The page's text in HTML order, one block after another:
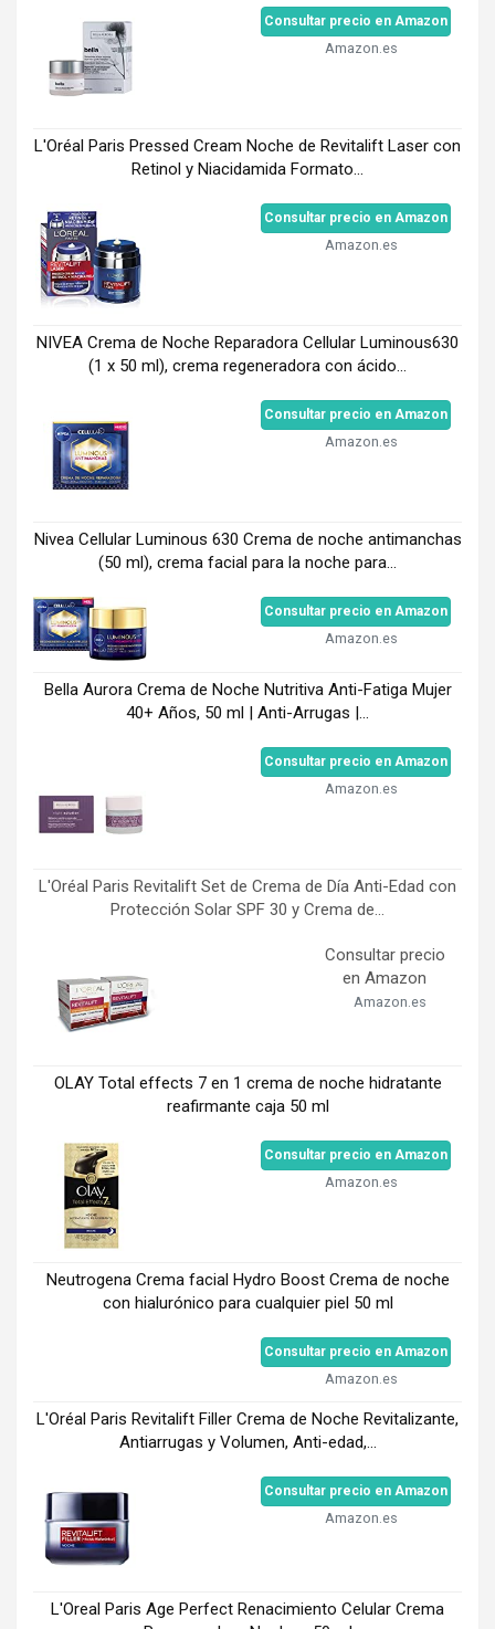
Consultar precio en Amazon
Amazon.es
L'Oréal Paris Pressed Cream Noche de Revitalift Laser con
Retinol y Niacidamida Formato...
Consultar precio en Amazon
Amazon.es
NIVEA Crema de Noche Reparadora Cellular Luminous630
(1 x 50 ml), crema regeneradora con ácido...
Consultar precio en Amazon
Amazon.es
Nivea Cellular Luminous 630 Crema de noche antimanchas
(50 ml), crema facial para la noche para...
Consultar precio en Amazon
Amazon.es
Bella Aurora Crema de Noche Nutritiva Anti-Fatiga Mujer
40+ Años, 50 ml | Anti-Arrugas |...
Consultar precio en Amazon
Amazon.es
L'Oréal Paris Revitalift Set de Crema de Día Anti-Edad con
Protección Solar SPF 30 y Crema de...
Consultar precio
en Amazon
Amazon.es
OLAY Total effects 7 en 1 crema de noche hidratante
reafirmante caja 50 ml
Consultar precio en Amazon
Amazon.es
Neutrogena Crema facial Hydro Boost Crema de noche
con hialurónico para cualquier piel 50 ml
Consultar precio en Amazon
Amazon.es
L'Oréal Paris Revitalift Filler Crema de Noche Revitalizante,
Antiarrugas y Volumen, Anti-edad,...
Consultar precio en Amazon
Amazon.es
L'Oreal Paris Age Perfect Renacimiento Celular Crema